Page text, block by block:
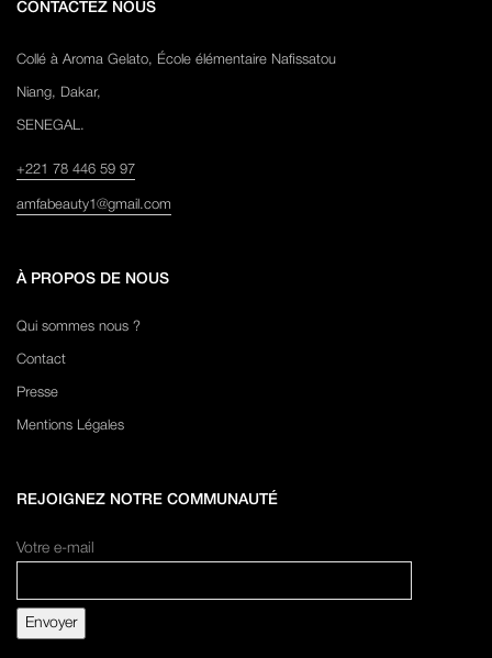
CONTACTEZ NOUS
Collé à Aroma Gelato, École élémentaire Nafissatou
Niang, Dakar,
SENEGAL.
+221 78 446 59 97
amfabeauty1@gmail.com
À PROPOS DE NOUS
Qui sommes nous ?
Contact
Presse
Mentions Légales
REJOIGNEZ NOTRE COMMUNAUTÉ
Votre e-mail